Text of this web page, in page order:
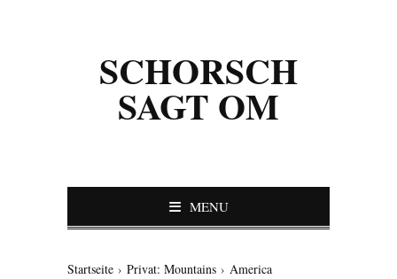
SCHORSCH
SAGT OM
MENU
Startseite › Privat: Mountains › America